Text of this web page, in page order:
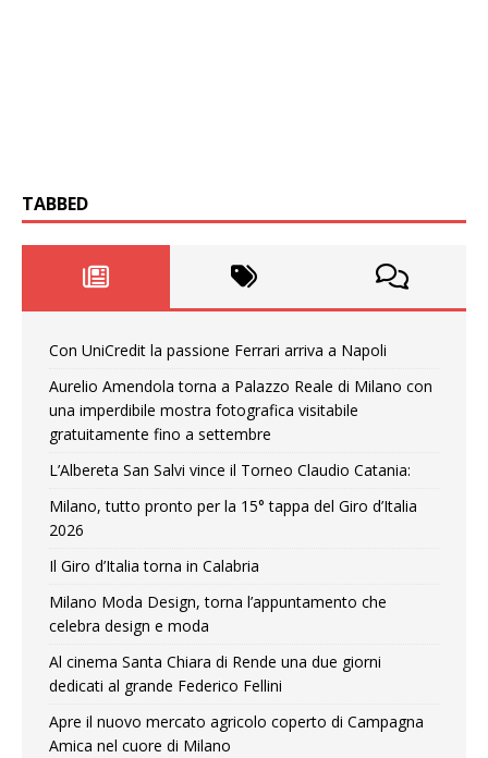
TABBED
Con UniCredit la passione Ferrari arriva a Napoli
Aurelio Amendola torna a Palazzo Reale di Milano con
una imperdibile mostra fotografica visitabile
gratuitamente fino a settembre
L’Albereta San Salvi vince il Torneo Claudio Catania:
Milano, tutto pronto per la 15° tappa del Giro d’Italia
2026
Il Giro d’Italia torna in Calabria
Milano Moda Design, torna l’appuntamento che
celebra design e moda
Al cinema Santa Chiara di Rende una due giorni
dedicati al grande Federico Fellini
Apre il nuovo mercato agricolo coperto di Campagna
Amica nel cuore di Milano